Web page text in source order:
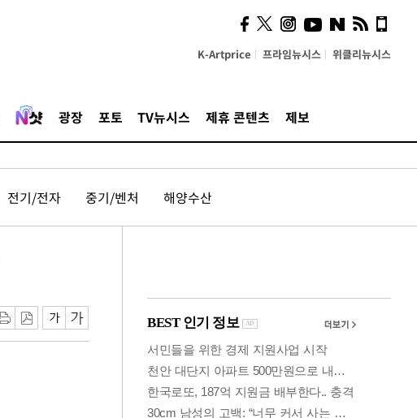
K-Artprice 프라임뉴시스 위클리뉴시스
광장 포토 TV뉴시스 제휴 콘텐츠 제보
전기/전자 중기/벤처 해양수산
의견, 국토부·LH에 충실히
전달할 것"